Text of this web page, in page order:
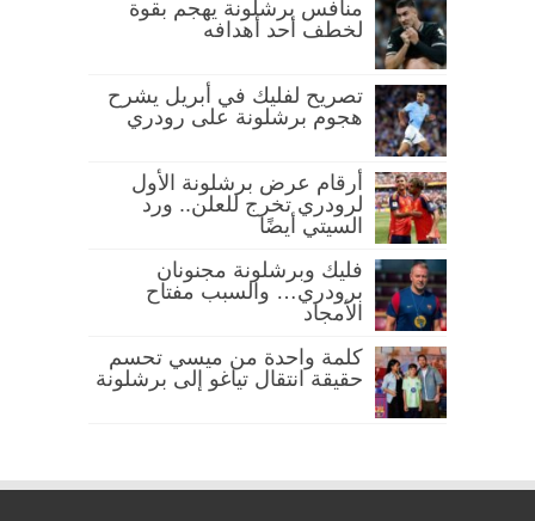
منافس برشلونة يهجم بقوة
لخطف أحد أهدافه
تصريح لفليك في أبريل يشرح
هجوم برشلونة على رودري
أرقام عرض برشلونة الأول
لرودري تخرج للعلن.. ورد
السيتي أيضًا
فليك وبرشلونة مجنونان
برودري… والسبب مفتاح
الأمجاد
كلمة واحدة من ميسي تحسم
حقيقة انتقال تياغو إلى برشلونة